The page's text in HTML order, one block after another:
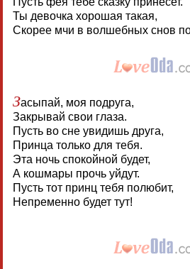
Ты девочка хорошая такая,
Скорее мчи в волшебных снов
Засыпай, моя подруга,
Закрывай свои глаза.
Пусть во сне увидишь друга,
Принца только для тебя.
Эта ночь спокойной будет,
А кошмары прочь уйдут.
Пусть тот принц тебя полюбит,
Непременно будет тут!